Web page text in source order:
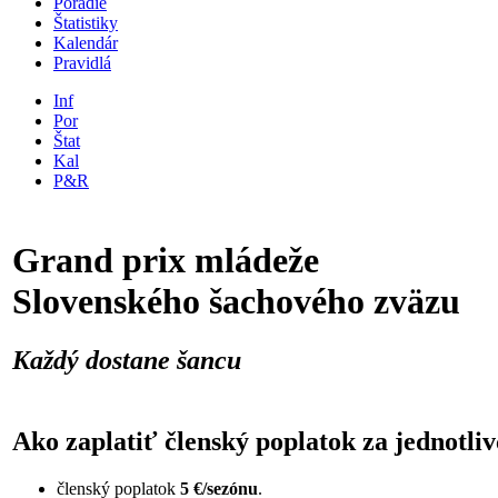
Štatistiky
Kalendár
Pravidlá
Inf
Por
Štat
Kal
P&R
Grand prix mládeže
Slovenského šachového zväzu
Každý dostane šancu
Ako zaplatiť členský poplatok za
členský poplatok 5 €/sezónu.